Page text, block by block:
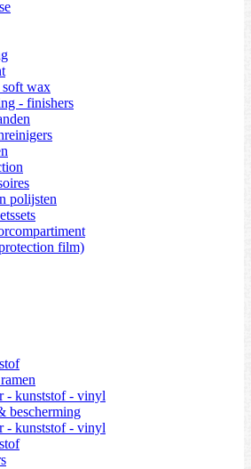
wax
- finishers
polijsten
film)
- kunststof - vinyl
bescherming
- kunststof - vinyl